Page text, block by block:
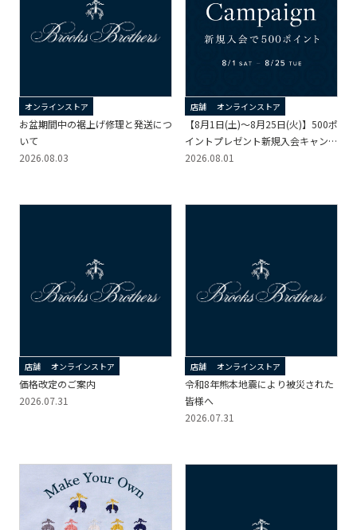
オンラインストア
お盆期間中の裾上げ修理と発送につ
いて
2026.08.03
店舗 オンラインストア
【8月1日(土)～8月25日(火)】500ポ
イントプレゼント新規入会キャンペ
ーン
2026.08.01
店舗 オンラインストア
価格改定のご案内
2026.07.31
店舗 オンラインストア
令和8年熊本地震により被災された
皆様へ
2026.07.31